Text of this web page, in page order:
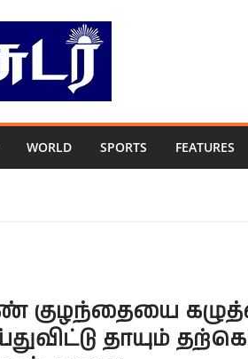
WORLD SPORTS FEATURES
குழந்தையை
தாயும்